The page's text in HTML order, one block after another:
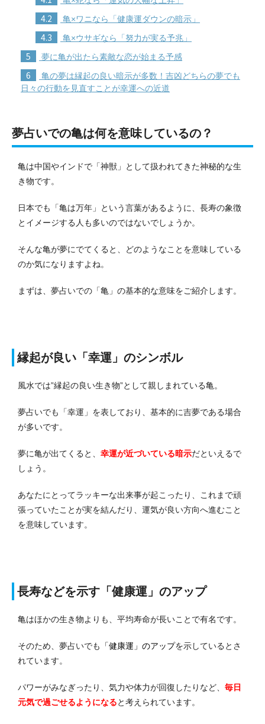
4.2 亀×ワニなら「健康運ダウンの暗示」
4.3 亀×ウサギなら「努力が実る予兆」
5 夢に亀が出たら素敵な恋が始まる予感
6
亀の夢は縁起の良い暗示が多数！吉凶どちらの夢でも
日々の行動を見直すことが幸運への近道
夢占いでの亀は何を意味しているの？
亀は中国やインドで「神獣」として扱われてきた神秘的な生
き物です。
日本でも「亀は万年」という言葉があるように、長寿の象徴
とイメージする人も多いのではないでしょうか。
そんな亀が夢にでてくると、どのようなことを意味している
のか気になりますよね。
まずは、夢占いでの「亀」の基本的な意味をご紹介します。
縁起が良い「幸運」のシンボル
風水では”縁起の良い生き物”として親しまれている亀。
夢占いでも「幸運」を表しており、基本的に吉夢である場合
が多いです。
夢に亀が出てくると、 幸運が近づいている暗示だといえるで
しょう。
あなたにとってラッキーな出来事が起こったり、これまで頑
張っていたことが実を結んだり、運気が良い方向へ進むこと
を意味しています。
長寿などを示す「健康運」のアップ
亀はほかの生き物よりも、平均寿命が長いことで有名です。
そのため、夢占いでも 「健康運」のアップを示しているとさ
れています。
パワーがみなぎったり、気力や体力が回復したりなど、 毎日
元気で過ごせるようになると考えられています。